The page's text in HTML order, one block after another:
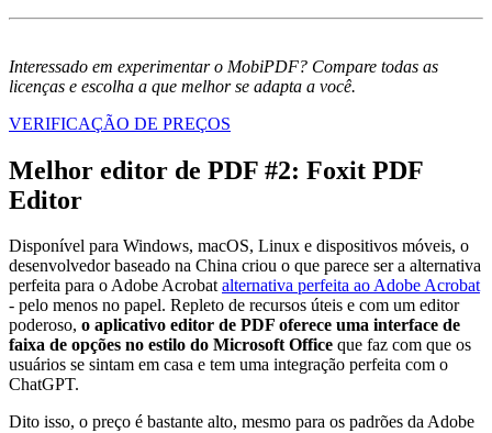
Interessado em experimentar o MobiPDF? Compare todas as
licenças e escolha a que melhor se adapta a você.
VERIFICAÇÃO DE PREÇOS
Melhor editor de PDF #2: Foxit PDF
Editor
Disponível para Windows, macOS, Linux e dispositivos móveis, o
desenvolvedor baseado na China criou o que parece ser a alternativa
perfeita para o Adobe Acrobatalternativa perfeita ao Adobe Acrobat
- pelo menos no papel. Repleto de recursos úteis e com um editor
poderoso, o aplicativo editor de PDF oferece uma interface de
faixa de opções no estilo do Microsoft Office que faz com que os
usuários se sintam em casa e tem uma integração perfeita com o
ChatGPT.
Dito isso, o preço é bastante alto, mesmo para os padrões da Adobe